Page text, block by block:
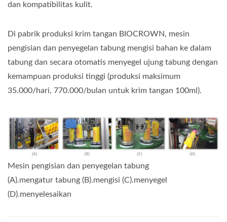
dan kompatibilitas kulit.
Di pabrik produksi krim tangan BIOCROWN, mesin
pengisian dan penyegelan tabung mengisi bahan ke dalam
tabung dan secara otomatis menyegel ujung tabung dengan
kemampuan produksi tinggi (produksi maksimum
35.000/hari, 770.000/bulan untuk krim tangan 100ml).
Mesin pengisian dan penyegelan tabung
(A).mengatur tabung (B).mengisi (C).menyegel
(D).menyelesaikan